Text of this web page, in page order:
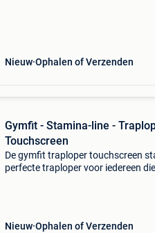
Nieuw Ophalen of Verzenden
Gymfit - Stamina-line -
Touchscreen
De gymfit traploper touchscreen
perfecte traploper voor iedereen
Nieuw Ophalen of Verzenden